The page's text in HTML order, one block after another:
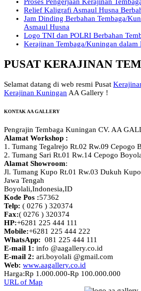
Proses Pengerjaan Kerajinan
Relief Kaligrafi Asmaul Husna
Jam Dinding Berbahan Tembaga/
Asmaul Husna
Logo TNI dan POLRI Berbahan
Kerajinan Tembaga/Kuningan
PUSAT KERAJINAN
Selamat datang di web resmi Pusat
Kerajinan Kuningan AA Gallery !
KONTAK AA GALLERY
Pengrajin Tembaga Kuningan CV. AA
Alamat Workshop :
1. Tumang Tegalrejo Rt.02 Rw.09 Cepogo
2. Tumang Sari Rt.01 Rw.14 Cepogo
Alamat Showroom:
Jl. Tumang Kupo Rt.01 Rw.03 Dukuh
Jawa Tengah
Boyolali,Indonesia,ID
Kode Pos :57362
Telp: ( 0276 ) 320374
Fax:( 0276 ) 320374
HP:+6281 225 444 111
Mobile:+6281 225 444 222
WhatsApp: 081 225 444 111
E-mail 1: info @aagallery.co.id
E-mail 2: ari.boyolali @gmail.com
Web: www.aagallery.co.id
Harga:Rp 1.000.000-Rp 100.000.000
URL of Map